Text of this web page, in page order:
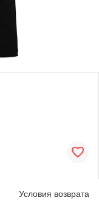
Условия возврата